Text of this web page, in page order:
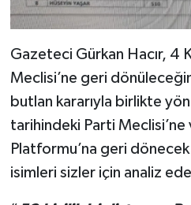
Gazeteci Gürkan Hacır, 4
Meclisi’ne geri
butlan kararıyla birlikte
tarihindeki Parti Meclisi’ne
Platformu’na geri
isimleri sizler için analiz